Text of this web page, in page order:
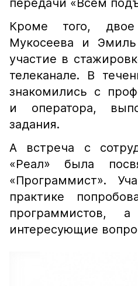
передачи «Всем
Кроме того,
Мукосеева и
участие в
телеканале. В
знакомились с
и оператора,
задания.
А встреча с
«Реал» была
«Программист».
практике
программистов,
интересующие